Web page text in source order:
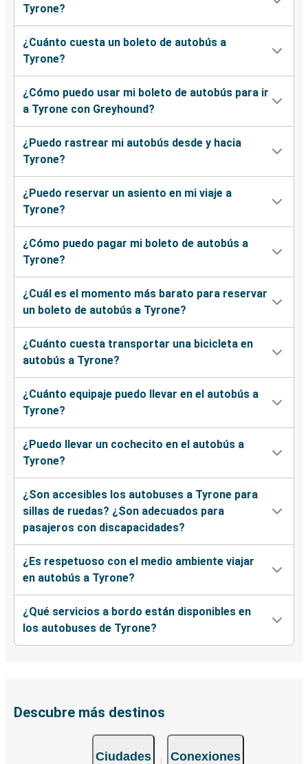
Tyrone?
¿Cuánto cuesta un boleto de autobús a
Tyrone?
¿Cómo puedo usar mi boleto de autobús para ir
a Tyrone con Greyhound?
¿Puedo rastrear mi autobús desde y hacia
Tyrone?
¿Puedo reservar un asiento en mi viaje a
Tyrone?
¿Cómo puedo pagar mi boleto de autobús a
Tyrone?
¿Cuál es el momento más barato para reservar
un boleto de autobús a Tyrone?
¿Cuánto cuesta transportar una bicicleta en
autobús a Tyrone?
¿Cuánto equipaje puedo llevar en el autobús a
Tyrone?
¿Puedo llevar un cochecito en el autobús a
Tyrone?
¿Son accesibles los autobuses a Tyrone para
sillas de ruedas? ¿Son adecuados para
pasajeros con discapacidades?
¿Es respetuoso con el medio ambiente viajar
en autobús a Tyrone?
¿Qué servicios a bordo están disponibles en
los autobuses de Tyrone?
Descubre más destinos
Ciudades Conexiones